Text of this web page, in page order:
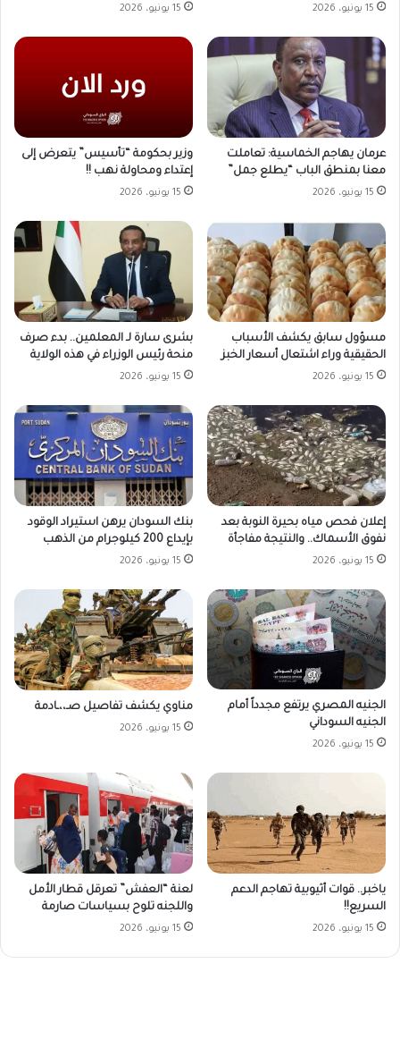
15 يونيو، 2026 15 يونيو، 2026
عرمان يهاجم الخماسية: تعاملت
معنا بمنطق الباب “يطلع جمل”
15 يونيو، 2026
وزير بحكومة “تأسيس” يتعرض إلى
إعتداء ومحاولة نهب !!
15 يونيو، 2026
مسؤول سابق يكشف الأسباب
الحقيقية وراء اشتعال أسعار الخبز
15 يونيو، 2026
بشرى سارة لـ المعلمين.. بدء صرف
منحة رئيس الوزراء في هذه الولاية
15 يونيو، 2026
إعلان فحص مياه بحيرة النوبة بعد
نفوق الأسماك.. والنتيجة مفاجأة
15 يونيو، 2026
بنك السودان يرهن استيراد الوقود
بإيداع 200 كيلوجرام من الذهب
15 يونيو، 2026
الجنيه المصري يرتفع مجدداً أمام
الجنيه السوداني
15 يونيو، 2026
مناوي يكشف تفاصيل صـ،،ـادمة
15 يونيو، 2026
ياخبر.. قوات أثيوبية تهاجم الدعم
السريع!!
15 يونيو، 2026
لعنة “العفش” تعرقل قطار الأمل
واللجنه تلوح بسياسات صارمة
15 يونيو، 2026